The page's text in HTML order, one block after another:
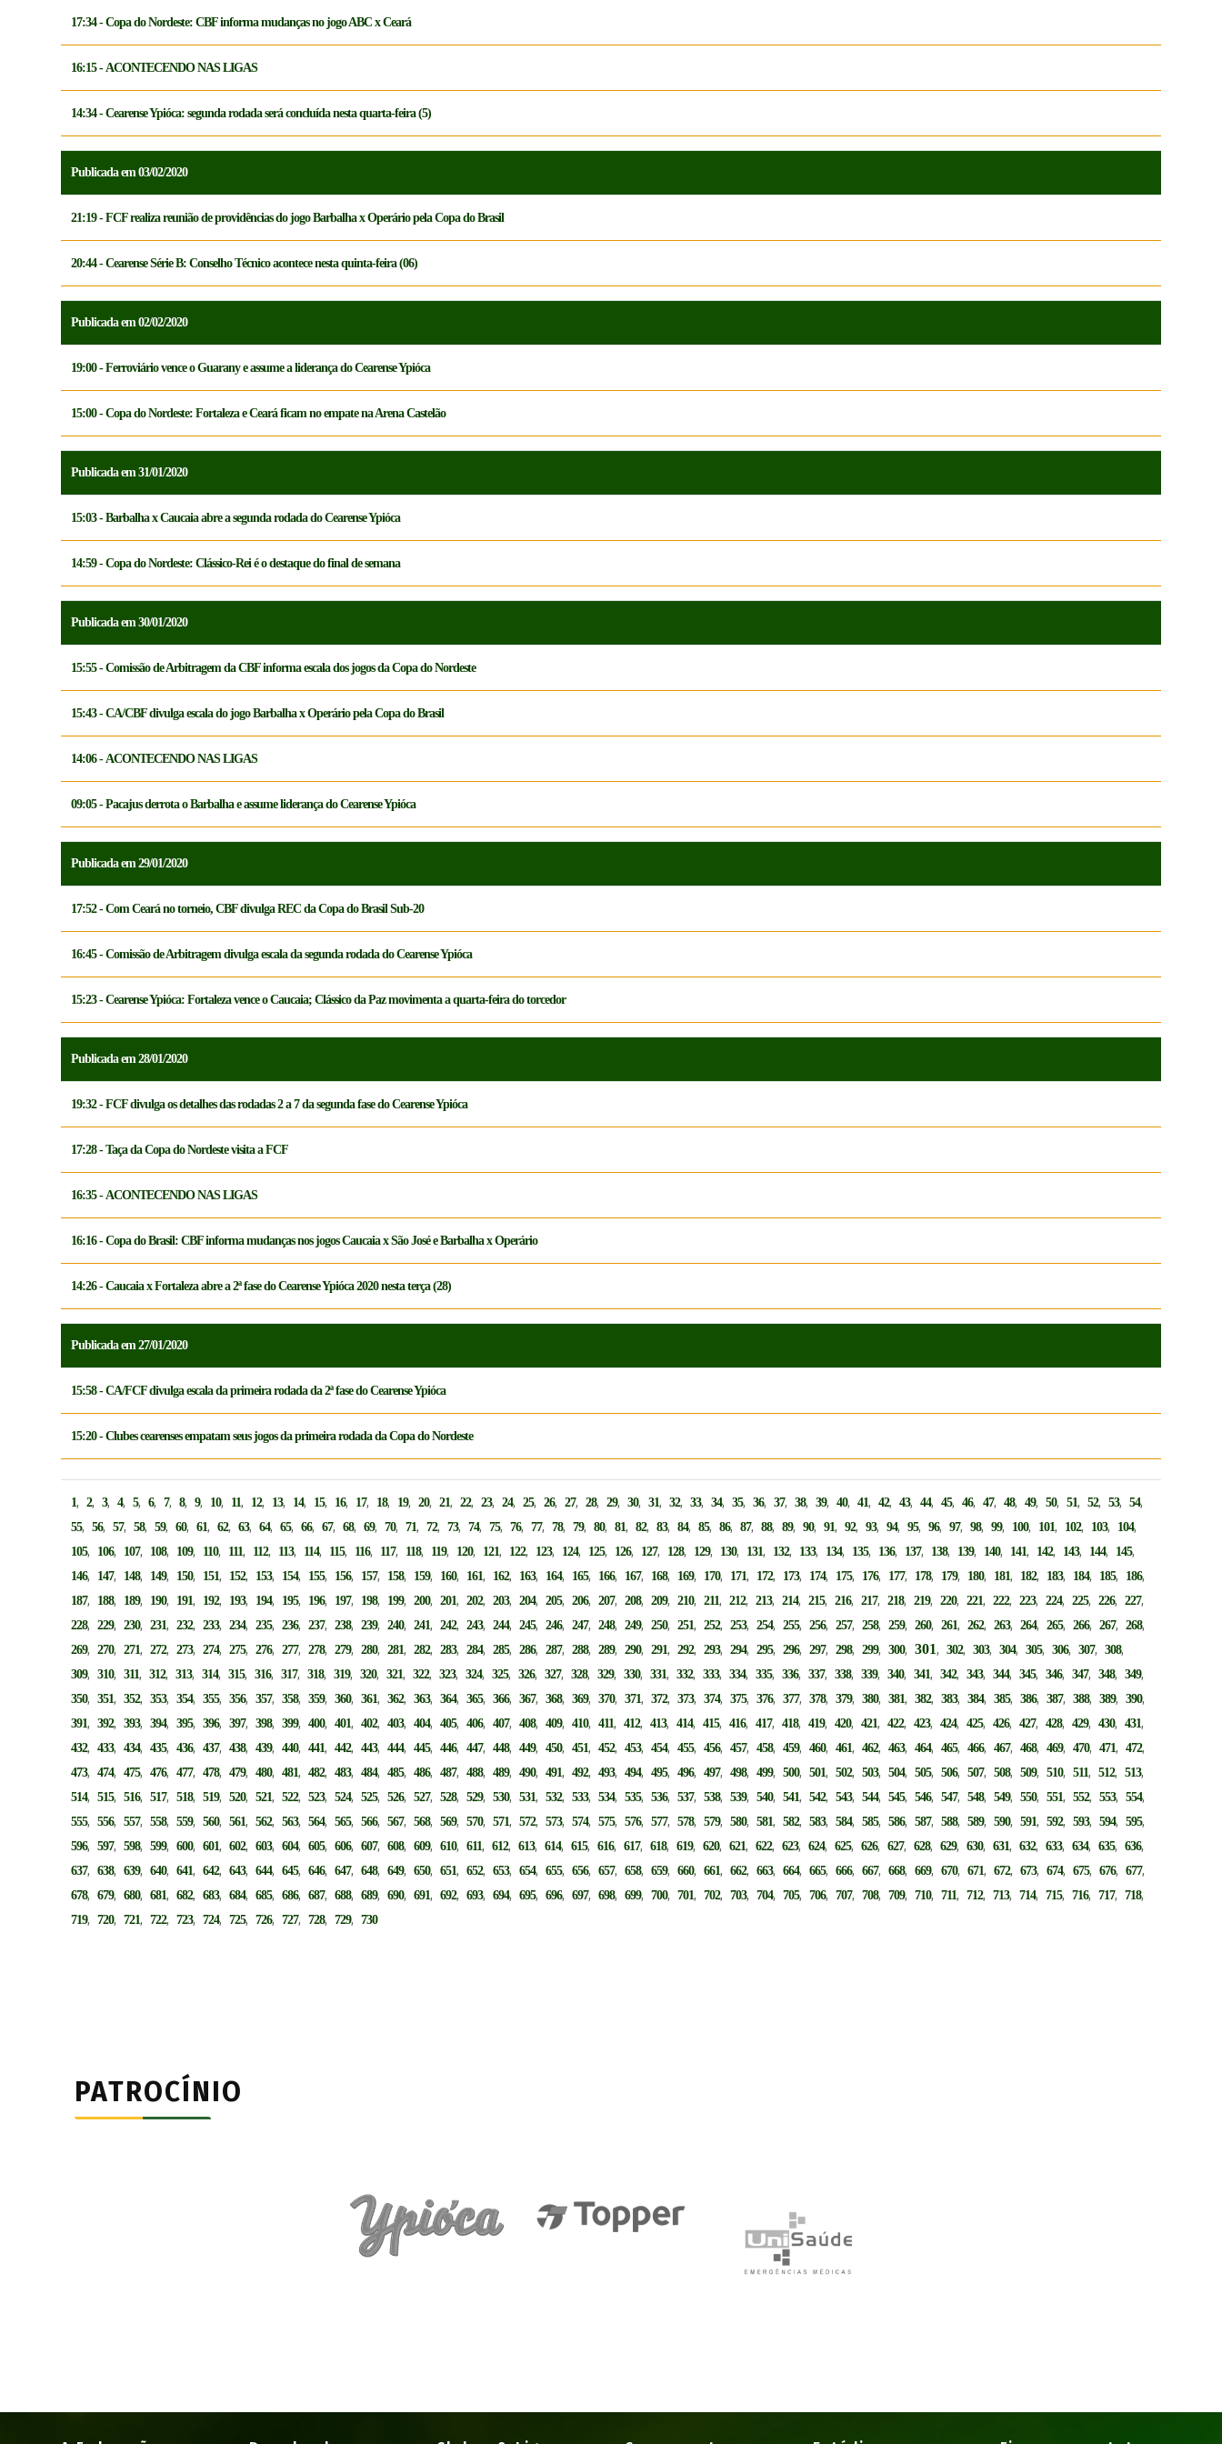
17:34 - Copa do Nordeste: CBF informa mudanças no jogo ABC x Ceará
16:15 - ACONTECENDO NAS LIGAS
14:34 - Cearense Ypióca: segunda rodada será concluída nesta quarta-feira (5)
Publicada em 03/02/2020
21:19 - FCF realiza reunião de providências do jogo Barbalha x Operário pela Copa do Brasil
20:44 - Cearense Série B: Conselho Técnico acontece nesta quinta-feira (06)
Publicada em 02/02/2020
19:00 - Ferroviário vence o Guarany e assume a liderança do Cearense Ypióca
15:00 - Copa do Nordeste: Fortaleza e Ceará ficam no empate na Arena Castelão
Publicada em 31/01/2020
15:03 - Barbalha x Caucaia abre a segunda rodada do Cearense Ypióca
14:59 - Copa do Nordeste: Clássico-Rei é o destaque do final de semana
Publicada em 30/01/2020
15:55 - Comissão de Arbitragem da CBF informa escala dos jogos da Copa do Nordeste
15:43 - CA/CBF divulga escala do jogo Barbalha x Operário pela Copa do Brasil
14:06 - ACONTECENDO NAS LIGAS
09:05 - Pacajus derrota o Barbalha e assume liderança do Cearense Ypióca
Publicada em 29/01/2020
17:52 - Com Ceará no torneio, CBF divulga REC da Copa do Brasil Sub-20
16:45 - Comissão de Arbitragem divulga escala da segunda rodada do Cearense Ypióca
15:23 - Cearense Ypióca: Fortaleza vence o Caucaia; Clássico da Paz movimenta a quarta-feira do torcedor
Publicada em 28/01/2020
19:32 - FCF divulga os detalhes das rodadas 2 a 7 da segunda fase do Cearense Ypióca
17:28 - Taça da Copa do Nordeste visita a FCF
16:35 - ACONTECENDO NAS LIGAS
16:16 - Copa do Brasil: CBF informa mudanças nos jogos Caucaia x São José e Barbalha x Operário
14:26 - Caucaia x Fortaleza abre a 2ª fase do Cearense Ypióca 2020 nesta terça (28)
Publicada em 27/01/2020
15:58 - CA/FCF divulga escala da primeira rodada da 2ª fase do Cearense Ypióca
15:20 - Clubes cearenses empatam seus jogos da primeira rodada da Copa do Nordeste
1,2,3,4,5,6,7,8,9, 10, 11, 12, 13, 14, 15, 16, 17, 18, 19,20,21,22,23,24,25,26,27,28,29,30,31,32,33,34,35,36,37,38,39,40,41,42,43,44,45,46,47,48,49,50,51,52,53,54,
55,56,57,58,59,60,61,62,63,64,65,66,67,68,69,70,71,72,73,74,75,76,77,78,79,80,81,82,83,84,85,86,87,88,89,90,91,92,93,94,95,96,97,98,99, 100, 101, 102, 103, 104,
105, 106, 107, 108, 109, 110, 111, 112, 113, 114, 115, 116, 117, 118, 119, 120, 121, 122, 123, 124, 125, 126, 127, 128, 129, 130, 131, 132, 133, 134, 135, 136, 137, 138, 139, 140, 141, 142, 143, 144, 145,
146, 147, 148, 149, 150, 151, 152, 153, 154, 155, 156, 157, 158, 159, 160, 161, 162, 163, 164, 165, 166, 167, 168, 169, 170, 171, 172, 173, 174, 175, 176, 177, 178, 179, 180, 181, 182, 183, 184, 185, 186,
187, 188, 189, 190, 191, 192, 193, 194, 195, 196, 197, 198, 199,200,201,202,203,204,205,206,207,208,209,210,211,212,213,214,215,216,217,218,219,220,221,222,223,224,225,226,227,
228,229,230,231,232,233,234,235,236,237,238,239,240,241,242,243,244,245,246,247,248,249,250,251,252,253,254,255,256,257,258,259,260,261,262,263,264,265,266,267,268,
269,270,271,272,273,274,275,276,277,278,279,280,281,282,283,284,285,286,287,288,289,290,291,292,293,294,295,296,297,298,299,300,301,302,303,304,305,306,307,308,
309,310,311,312,313,314,315,316,317,318,319,320,321,322,323,324,325,326,327,328,329,330,331,332,333,334,335,336,337,338,339,340,341,342,343,344,345,346,347,348,349,
350,351,352,353,354,355,356,357,358,359,360,361,362,363,364,365,366,367,368,369,370,371,372,373,374,375,376,377,378,379,380,381,382,383,384,385,386,387,388,389,390,
391,392,393,394,395,396,397,398,399,400,401,402,403,404,405,406,407,408,409,410,411,412,413,414,415,416,417,418,419,420,421,422,423,424,425,426,427,428,429,430,431,
432,433,434,435,436,437,438,439,440,441,442,443,444,445,446,447,448,449,450,451,452,453,454,455,456,457,458,459,460,461,462,463,464,465,466,467,468,469,470,471,472,
473,474,475,476,477,478,479,480,481,482,483,484,485,486,487,488,489,490,491,492,493,494,495,496,497,498,499,500,501,502,503,504,505,506,507,508,509,510,511,512,513,
514,515,516,517,518,519,520,521,522,523,524,525,526,527,528,529,530,531,532,533,534,535,536,537,538,539,540,541,542,543,544,545,546,547,548,549,550,551,552,553,554,
555,556,557,558,559,560,561,562,563,564,565,566,567,568,569,570,571,572,573,574,575,576,577,578,579,580,581,582,583,584,585,586,587,588,589,590,591,592,593,594,595,
596,597,598,599,600,601,602,603,604,605,606,607,608,609,610,611,612,613,614,615,616,617,618,619,620,621,622,623,624,625,626,627,628,629,630,631,632,633,634,635,636,
637,638,639,640,641,642,643,644,645,646,647,648,649,650,651,652,653,654,655,656,657,658,659,660,661,662,663,664,665,666,667,668,669,670,671,672,673,674,675,676,677,
678,679,680,681,682,683,684,685,686,687,688,689,690,691,692,693,694,695,696,697,698,699,700,701,702,703,704,705,706,707,708,709,710,711,712,713,714,715,716,717,718,
719,720,721,722,723,724,725,726,727,728,729,730
PATROCÍNIO